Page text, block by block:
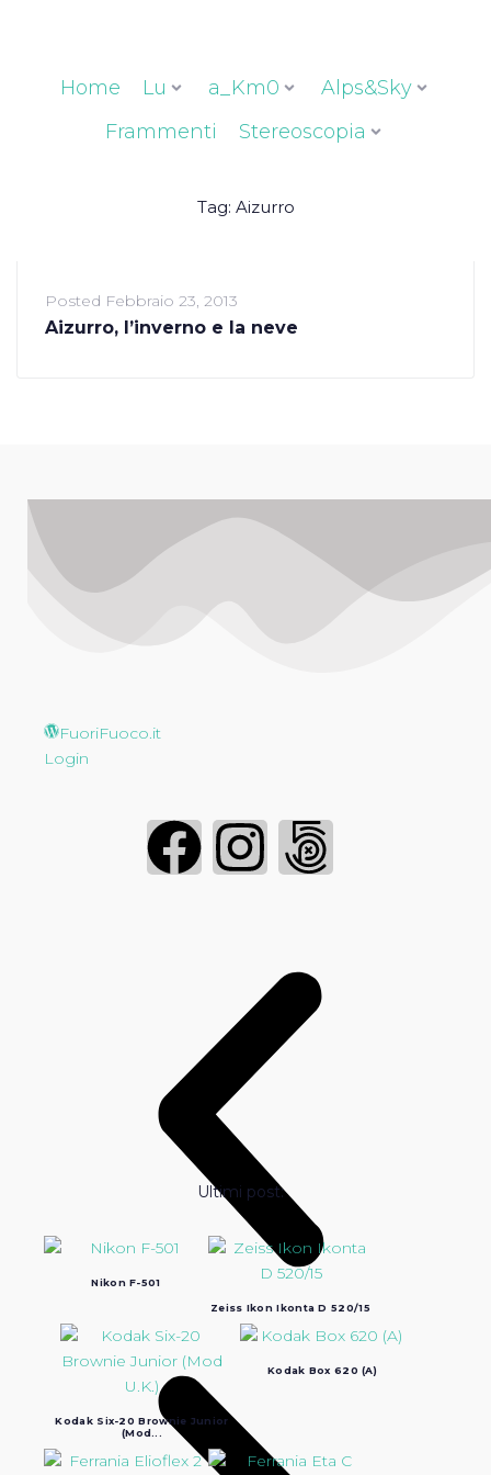
Home Lu a_Km0
Alps&Sky
Frammenti
Stereoscopia
Tag: Aizurro
Posted Febbraio 23, 2013
Aizurro, l’inverno e la neve
FuoriFuoco.it
Login
Ultimi post:
Nikon F-501
Zeiss Ikon Ikonta D 520/15
Kodak Six-20 Brownie Junior
(Mod...
Kodak Box 620 (A)